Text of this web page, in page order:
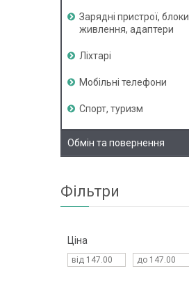
Зарядні пристрої, блоки
живлення, адаптери
Ліхтарі
Мобільні телефони
Спорт, туризм
Обмін та повернення
Фільтри
Ціна